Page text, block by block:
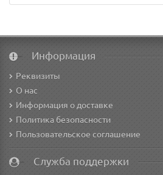
Информация
Реквизиты
О нас
Информация о доставке
Политика безопасности
Пользовательское соглашение
Служба поддержки